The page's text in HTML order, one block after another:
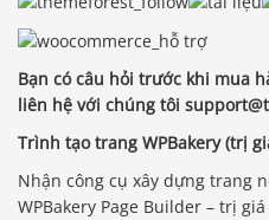
Bạn có câu hỏi trước khi mua
liên hệ với chúng tôi
Trình tạo trang WPBakery (trị
Nhận công cụ xây dựng trang
WPBakery Page Builder – trị